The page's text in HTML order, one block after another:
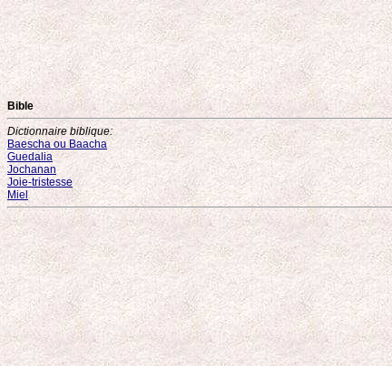
Bible
Dictionnaire biblique:
Baescha ou Baacha
Guedalia
Jochanan
Joie-tristesse
Miel